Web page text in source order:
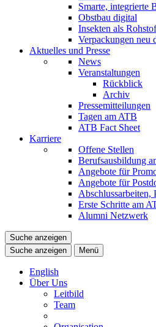
Smarte, integrierte
Obstbau digital
Insekten als
Verpackungen neu
Aktuelles und Presse
News
Veranstaltungen
Rückblick
Archiv
Pressemitteilungen
Tagen am ATB
ATB Fact Sheet
Karriere
Offene Stellen
Berufsausbildung
Angebote für
Angebote für
Erste Schritte am
Alumni Netzwerk
Suche anzeigen
Suche anzeigen
Menü
English
Über Uns
Leitbild
Team